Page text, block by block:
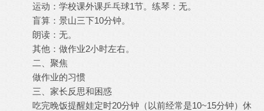
运动：学校课外课乒乓球1节。练琴：无。
盲算：景山三下10分钟。
朗读：无。
其他：做作业2小时左右。
二、聚焦
做作业的习惯
三、家长反思和困惑
吃完晚饭提醒娃定时20分钟（以前经常是10~15分钟）休